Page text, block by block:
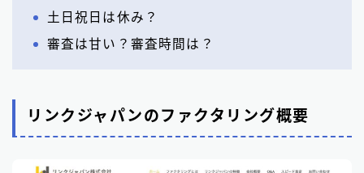
土日祝日は休み？
審査は甘い？審査時間は？
リンクジャパンのファクタリング概要